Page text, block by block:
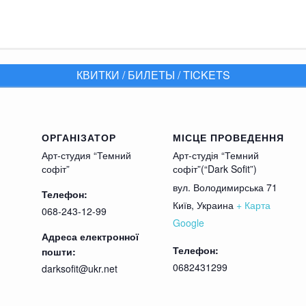
навстречу приключениям, на
строя , пораждают множество комичных
немиуемая гибель?
Александр Неволько
Черныш/Александр Неволько, Татьяна
(без антракта)
ограничено
КВИТКИ / БИЛЕТЫ / TICKETS
ОРГАНІЗАТОР
Арт-студия “Темний
софіт”
Телефон:
068-243-12-99
Адреса електронної
пошти:
darksofit@ukr.net
МІСЦЕ ПРОВЕДЕННЯ
Арт-студія “Темний
софіт”(“Dark Sofit”)
вул. Володимирська 71
Київ, Украина + Карта
Google
Телефон:
0682431299